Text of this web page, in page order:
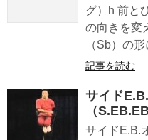
グ）h 前と
の向きを変
（Sb）の形
記事を読む
サイド
（
サイドE.B.